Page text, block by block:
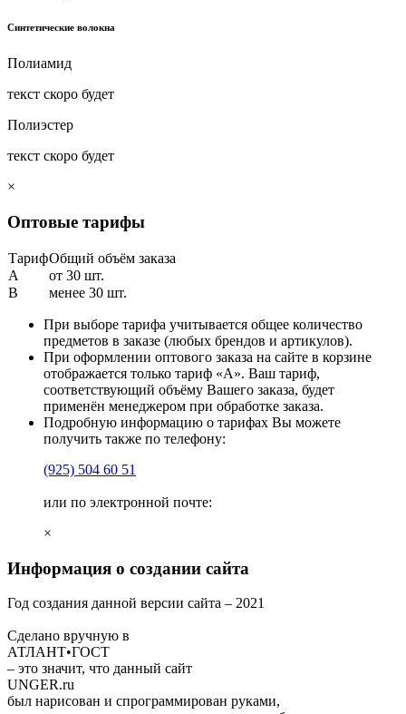
Синтетические волокна
Полиамид
текст скоро будет
Полиэстер
текст скоро будет
×
Оптовые тарифы
ТарифОбщий объём заказа
A
от 30 шт.
B
менее 30 шт.
При выборе тарифа учитывается общее количество
предметов в заказе (любых брендов и артикулов).
При оформлении оптового заказа на сайте в корзине
отображается только тариф «А». Ваш тариф,
соответствующий объёму Вашего заказа, будет
применён менеджером при обработке заказа.
Подробную информацию о тарифах Вы можете
получить также по телефону:
(925) 504 60 51
или по электронной почте:
×
Информация о создании сайта
Год создания данной версии сайта – 2021
Сделано вручную в
АТЛАНТ•ГОСТ
– это значит, что данный сайт
UNGER.ru
был нарисован и спрограммирован руками,